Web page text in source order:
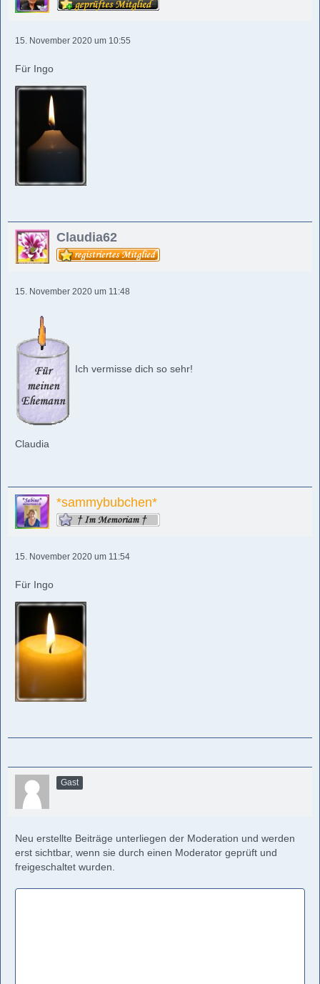
15. November 2020 um 10:55
Für Ingo
Claudia62
15. November 2020 um 11:48
Ich vermisse dich so sehr!
Claudia
*sammybubchen*
15. November 2020 um 11:54
Für Ingo
Gast
Neu erstellte Beiträge unterliegen der Moderation und werden
erst sichtbar, wenn sie durch einen Moderator geprüft und
freigeschaltet wurden.